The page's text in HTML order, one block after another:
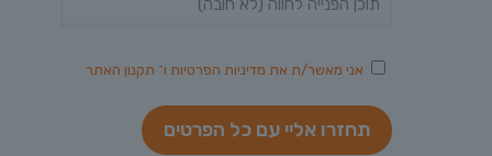
אני מאשר/ת את מדיניות הפרטיות ו־ תקנון האתר